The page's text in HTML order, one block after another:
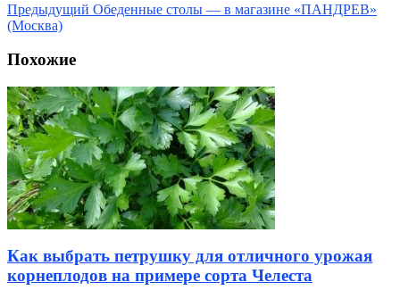
Предыдущий Обеденные столы — в магазине «ПАНДРЕВ»
(Москва)
Похожие
Как выбрать петрушку для отличного урожая
корнеплодов на примере сорта Челеста